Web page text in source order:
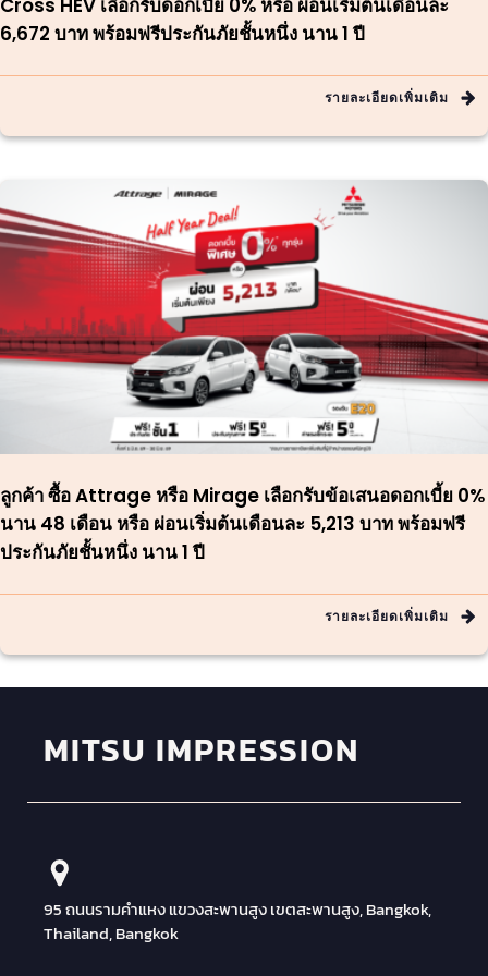
Cross HEV เลือกรับดอกเบี้ย 0% หรือ ผ่อนเริ่มต้นเดือนละ
6,672 บาท พร้อมฟรีประกันภัยชั้นหนึ่ง นาน 1 ปี
รายละเอียดเพิ่มเติม
ลูกค้า ซื้อ Attrage หรือ Mirage เลือกรับข้อเสนอดอกเบี้ย 0%
นาน 48 เดือน หรือ ผ่อนเริ่มต้นเดือนละ 5,213 บาท พร้อมฟรี
ประกันภัยชั้นหนึ่ง นาน 1 ปี
รายละเอียดเพิ่มเติม
MITSU IMPRESSION
95 ถนนรามคำแหง แขวงสะพานสูง เขตสะพานสูง, Bangkok,
Thailand, Bangkok